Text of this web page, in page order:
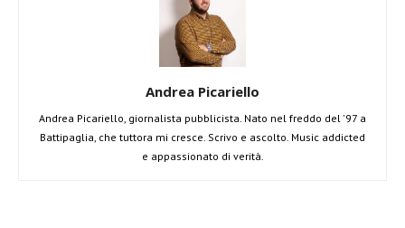
Andrea Picariello
Andrea Picariello, giornalista pubblicista. Nato nel freddo del '97 a
Battipaglia, che tuttora mi cresce. Scrivo e ascolto. Music addicted
e appassionato di verità.